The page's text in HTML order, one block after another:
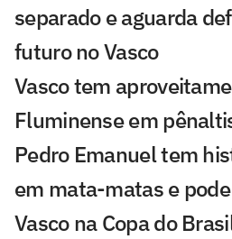
separado e aguarda
futuro no Vasco
Vasco tem
Fluminense em
Pedro Emanuel tem
em mata-matas e
Vasco na Copa do